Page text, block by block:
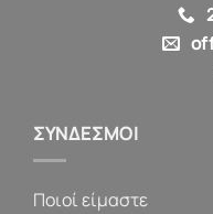
ΣΥΝΔΕΣΜΟΙ
Ποιοί είμαστε